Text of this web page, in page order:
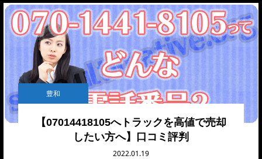
豊和
【07014418105へトラックを高値で売却
したい方へ】口コミ評判
2022.01.19